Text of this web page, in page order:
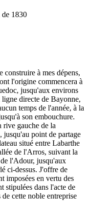
1830
construire à mes dépens,
l'origine commencera à
jusqu'aux environs
directe de Bayonne,
temps de l'année, à la
son embouchure.
rive gauche de la
jusqu'au point de partage
situé entre Labarthe
de l'Arros, suivant la
l'Adour, jusqu'aux
ci-dessus. J'offre de
imposées en vertu des
stipulées dans l'acte de
cette noble entreprise